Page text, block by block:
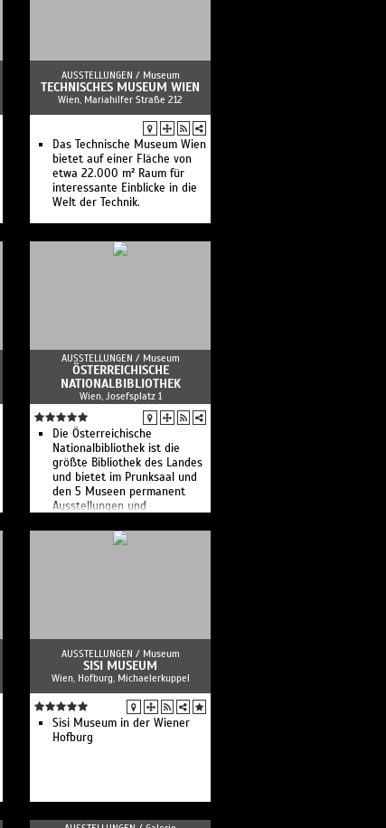
AUSSTELLUNGEN / Museum
TECHNISCHES MUSEUM WIEN
Wien, Mariahilfer Straße 212
Das Technische Museum Wien
bietet auf einer Fläche von
etwa 22.000 m² Raum für
interessante Einblicke in die
Welt der Technik.
AUSSTELLUNGEN / Museum
ÖSTERREICHISCHE
NATIONALBIBLIOTHEK
Wien, Josefsplatz 1
Die Österreichische
Nationalbibliothek ist die
größte Bibliothek des Landes
und bietet im Prunksaal und
den 5 Museen permanent
Ausstellungen und
AUSSTELLUNGEN / Museum
SISI MUSEUM
Wien, Hofburg, Michaelerkuppel
Sisi Museum in der Wiener
Hofburg